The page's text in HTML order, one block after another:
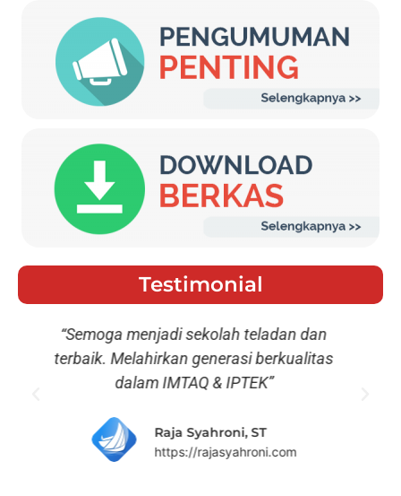
Testimonial
“Semoga menjadi sekolah teladan dan
terbaik. Melahirkan generasi berkualitas
dalam IMTAQ & IPTEK”
Raja Syahroni, ST
https://rajasyahroni.com